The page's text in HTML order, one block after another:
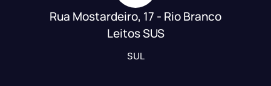
Rua Mostardeiro, 17 - Rio Branco
Leitos SUS
SUL